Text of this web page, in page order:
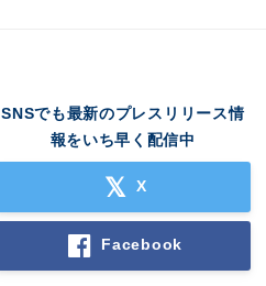
SNSでも最新のプレスリリース情
報をいち早く配信中
X
Facebook